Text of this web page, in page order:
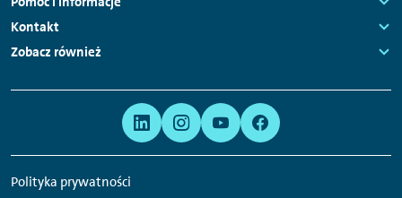
Links:
Kontakt
Links:
Zobacz również
Polityka prywatności
serwisów
społecznościowych